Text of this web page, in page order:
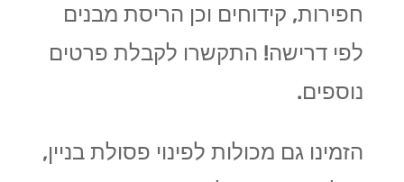
חפירות, קידוחים וכן הריסת מבנים
לפי דרישה! התקשרו לקבלת פרטים
נוספים.
הזמינו גם מכולות לפינוי פסולת בניין,